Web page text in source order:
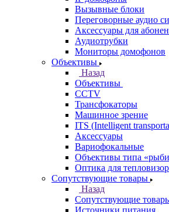
Вызывные блоки
Переговорные аудио
Аксессуары для
Аудиотрубки
Мониторы домофонов
Объективы
Назад
Объективы
CCTV
Трансфокаторы
Машинное зрение
ITS (Intelligent
Аксессуары
Вариофокальные
Объективы типа
Оптика для
Сопутствующие товары
Назад
Сопутствующие
Источники питания